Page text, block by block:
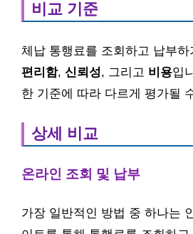
비교 기준
체납 통행료를 조회하고 납부
편리함, 신뢰성, 그리고 비용입
한 기준에 따라 다르게 평가될
상세 비교
온라인 조회 및 납부
가장 일반적인 방법 중 하나는